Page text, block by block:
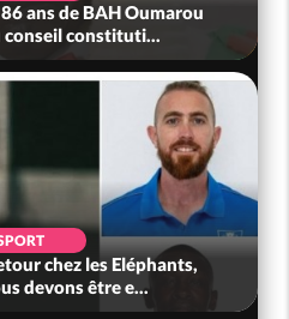
ans de BAH Oumarou
conseil constituti...
chez les Eléphants,
devons être e...